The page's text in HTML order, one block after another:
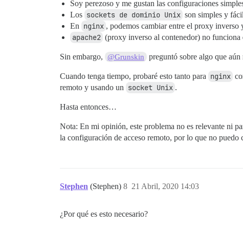
Soy perezoso y me gustan las configuraciones
Los sockets de dominio Unix son simples y
En nginx , podemos cambiar entre el proxy
apache2 (proxy inverso al contenedor) no
Sin embargo, @Grunskin preguntó sobre algo que
Cuando tenga tiempo, probaré esto tanto para nginx
remoto y usando un socket Unix .
Hasta entonces…
Nota: En mi opinión, este problema no es relevante ni
la configuración de acceso remoto, por lo que no puedo
Stephen (Stephen) 21 Abril, 2020 14:03
8
¿Por qué es esto necesario?